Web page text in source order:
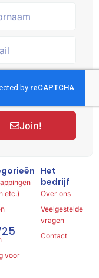
etc.)
voor
Het
bedrijf
Over ons
Veelgestelde
vragen
Contact
Join!